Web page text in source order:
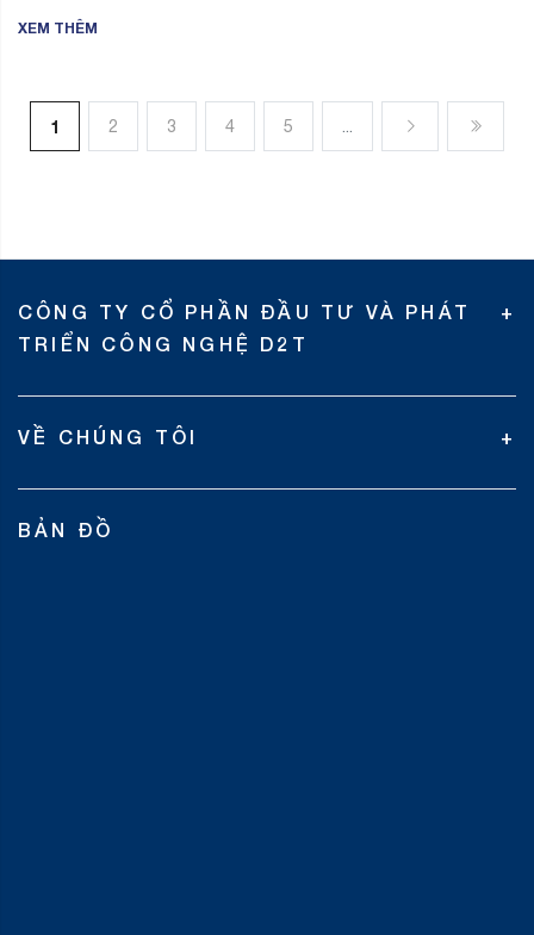
XEM THÊM
1 2 3 4 5
CÔNG TY CỔ PHẦN ĐẦU TƯ VÀ PHÁT
TRIỂN CÔNG NGHỆ D2T
VỀ CHÚNG TÔI
BẢN ĐỒ